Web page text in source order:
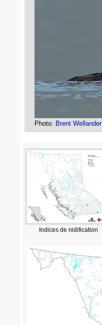
Photo: Brent Wellander
Indices de nidification